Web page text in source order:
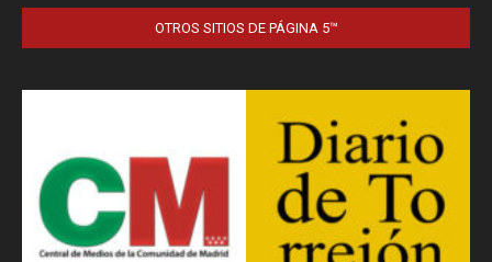
OTROS SITIOS DE PÁGINA 5™